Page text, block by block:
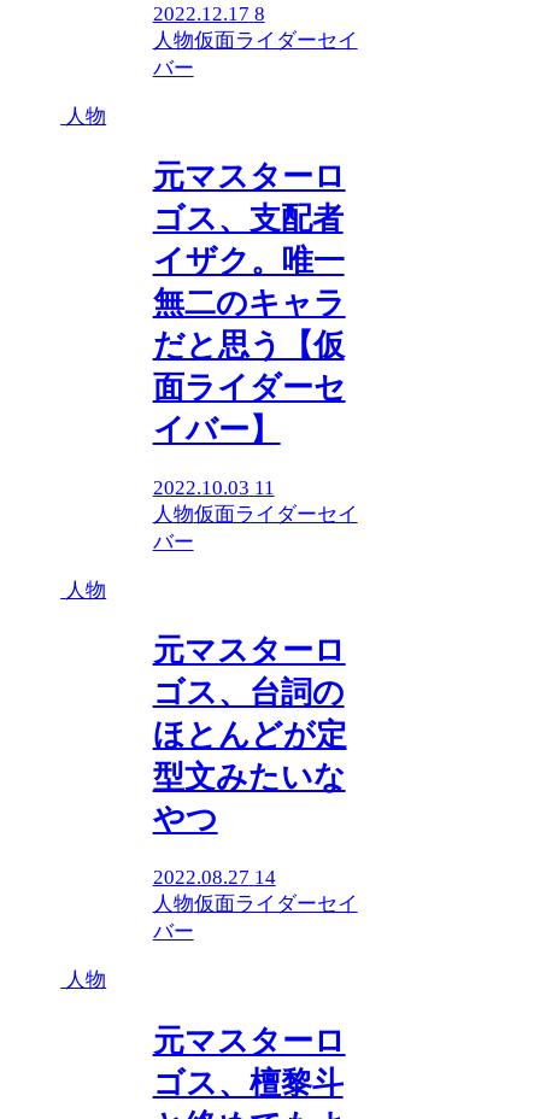
2022.12.17 8
人物仮面ライダーセイ
バー
人物
元マスターロ
ゴス、支配者
イザク。唯一
無二のキャラ
だと思う【仮
面ライダーセ
イバー】
2022.10.03 11
人物仮面ライダーセイ
バー
人物
元マスターロ
ゴス、台詞の
ほとんどが定
型文みたいな
やつ
2022.08.27 14
人物仮面ライダーセイ
バー
人物
元マスターロ
ゴス、檀黎斗